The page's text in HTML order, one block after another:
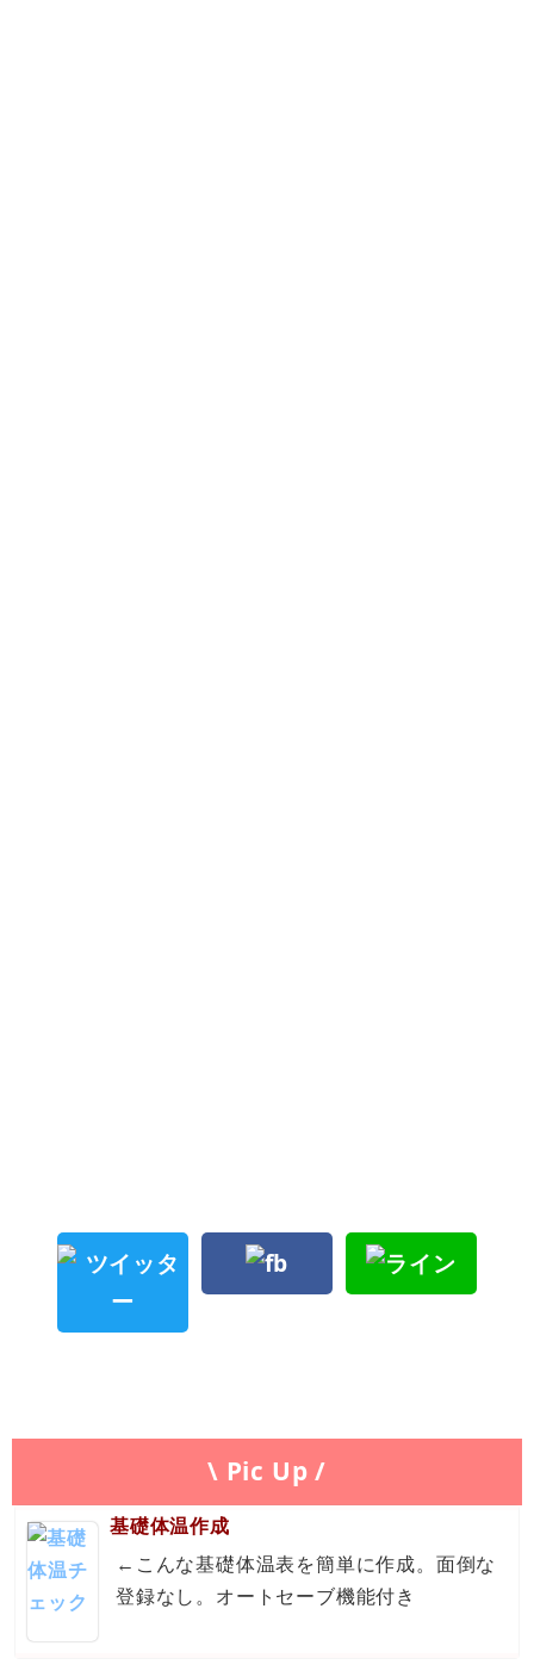
\ Pic Up /
基礎体温作成
←こんな基礎体温表を簡単に作成。面倒な
登録なし。オートセーブ機能付き